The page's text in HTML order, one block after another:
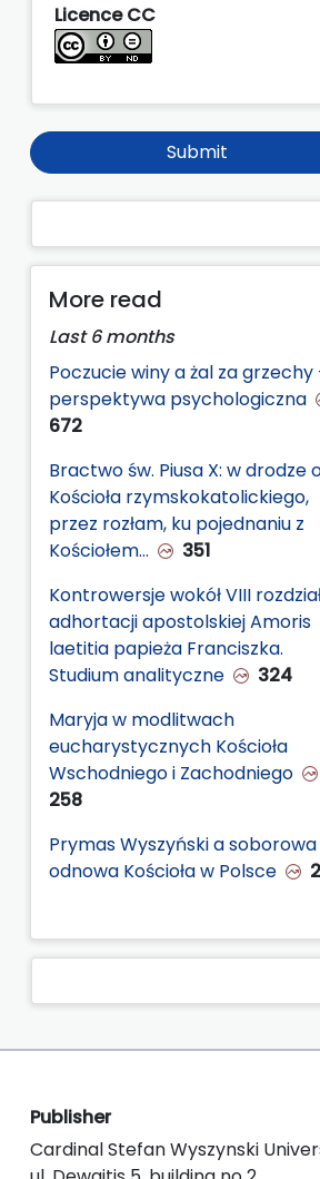
Licence CC
Submit
More read
Last 6 months
Poczucie winy a żal za grzechy
perspektywa psychologiczna
672
Bractwo św. Piusa X: w drodze
Kościoła rzymskokatolickiego,
przez rozłam, ku pojednaniu z
Kościołem…
351
Kontrowersje wokół VIII
adhortacji apostolskiej Amoris
laetitia papieża Franciszka.
Studium analityczne
324
Maryja w modlitwach
eucharystycznych Kościoła
Wschodniego i Zachodniego
258
Prymas Wyszyński a soborowa
odnowa Kościoła w Polsce
Publisher
Cardinal Stefan Wyszynski